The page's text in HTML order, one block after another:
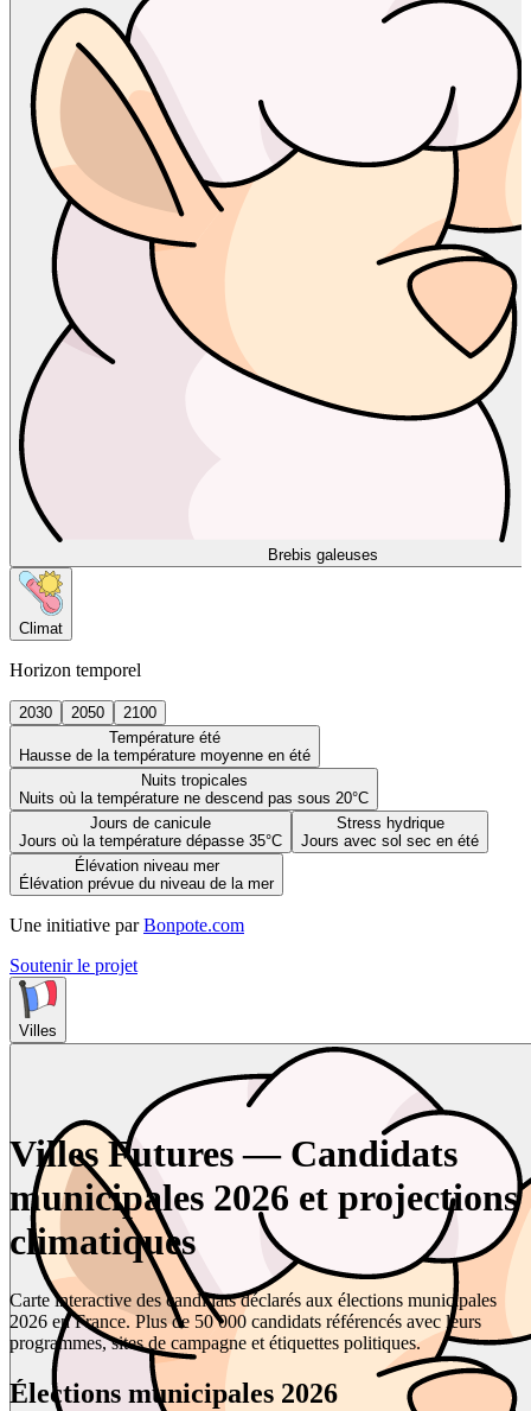
Brebis galeuses
Climat
Horizon temporel
2030 2050
2100
Température été
Hausse de la température moyenne en été
Nuits tropicales
Nuits où la température ne descend pas sous 20°C
Jours de canicule
Jours où la température dépasse 35°C
Stress hydrique
Jours avec sol sec en été
Élévation niveau mer
Élévation prévue du niveau de la mer
Une initiative par Bonpote.com
Soutenir le projet
Villes
Villes Futures — Candidats
municipales 2026 et projections
climatiques
Carte interactive des candidats déclarés aux élections municipales
2026 en France. Plus de 50 000 candidats référencés avec leurs
programmes, sites de campagne et étiquettes politiques.
Élections municipales 2026